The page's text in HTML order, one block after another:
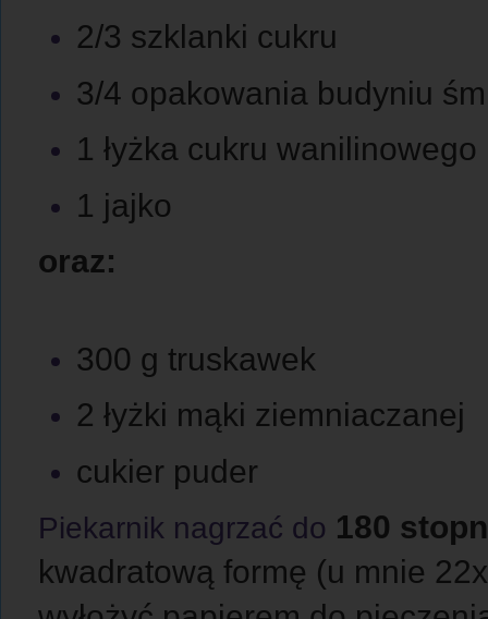
2/3 szklanki cukru
3/4 opakowania budyniu
1 łyżka cukru wanilinowego
1 jajko
oraz:
300 g truskawek
2 łyżki mąki ziemniaczanej
cukier puder
Piekarnik nagrzać do 180
kwadratową formę (u mnie